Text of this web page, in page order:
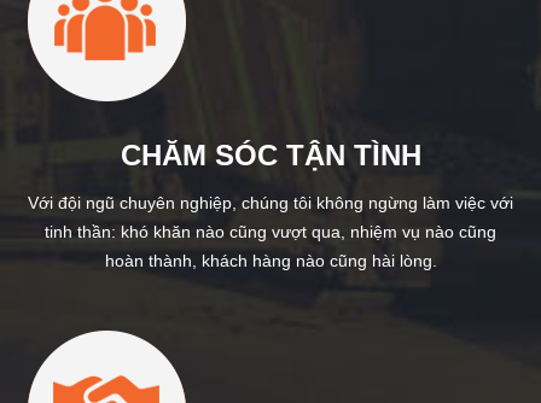
CHĂM SÓC TẬN TÌNH
Với đội ngũ chuyên nghiệp, chúng tôi không ngừng làm việc với
tinh thần: khó khăn nào cũng vượt qua, nhiệm vụ nào cũng
hoàn thành, khách hàng nào cũng hài lòng.